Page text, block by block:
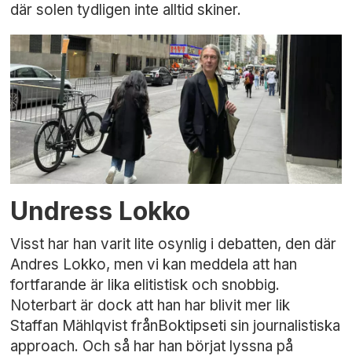
där solen tydligen inte alltid skiner.
Undress Lokko
Visst har han varit lite osynlig i debatten, den där
Andres Lokko, men vi kan meddela att han
fortfarande är lika elitistisk och snobbig.
Noterbart är dock att han har blivit mer lik
Staffan Mählqvist frånBoktipseti sin journalistiska
approach. Och så har han börjat lyssna på